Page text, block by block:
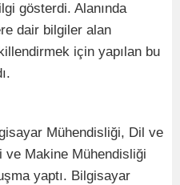
gösterdi. Alanında
dair bilgiler alan
için yapılan bu
Mühendisliği, Dil ve
ve Makine Mühendisliği
yaptı. Bilgisayar